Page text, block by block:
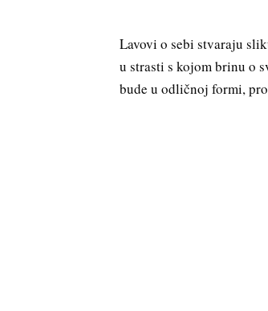
Lavovi o sebi stvaraju
u strasti s kojom brinu o
bude u odličnoj formi,